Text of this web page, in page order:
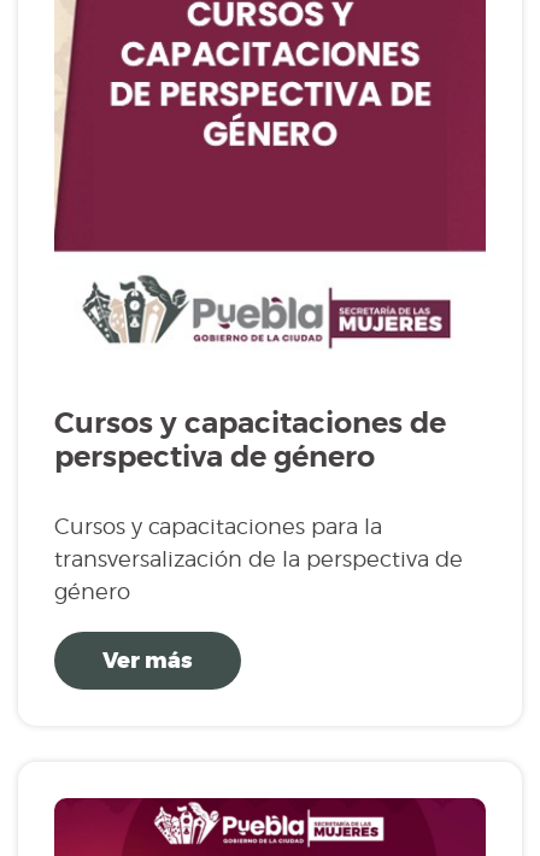
Cursos y capacitaciones de
perspectiva de género
Cursos y capacitaciones para la
transversalización de la perspectiva de
género
Ver más